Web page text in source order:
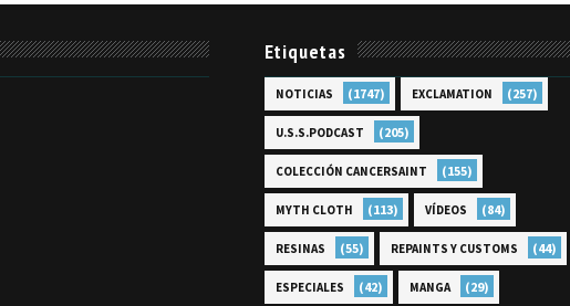
Etiquetas
NOTICIAS (1747) EXCLAMATION (257)
U.S.S.PODCAST (205)
COLECCIÓN CANCERSAINT (155)
MYTH CLOTH (113) VÍDEOS (84)
RESINAS (55) REPAINTS Y CUSTOMS (44)
ESPECIALES (42) MANGA (29)